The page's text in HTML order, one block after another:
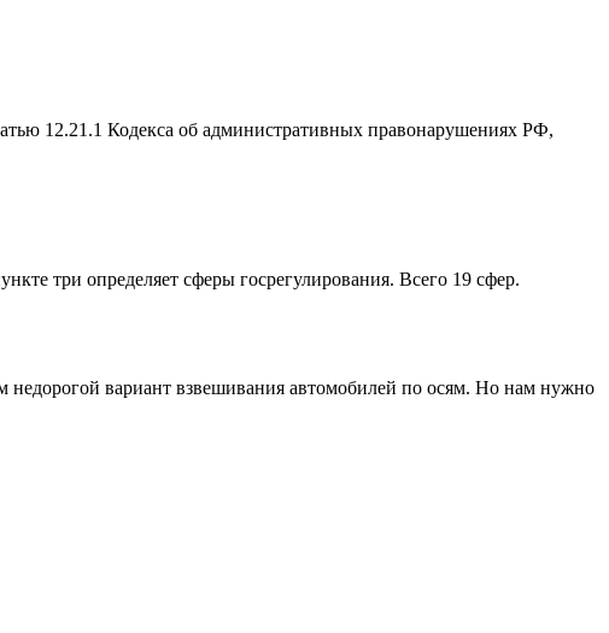
12.21.1 Кодекса об административных правонарушениях РФ,
три определяет сферы госрегулирования. Всего 19 сфер.
вариант взвешивания автомобилей по осям. Но нам нужно